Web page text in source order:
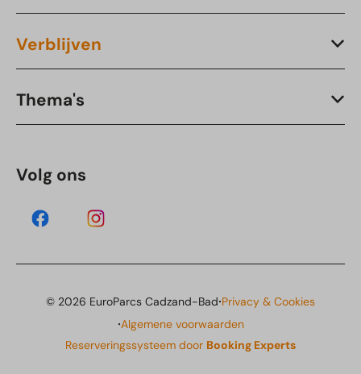
Verblijven
Thema's
Volg ons
© 2026 EuroParcs Cadzand-Bad·Privacy & Cookies
·Algemene voorwaarden
Reserveringssysteem door Booking Experts